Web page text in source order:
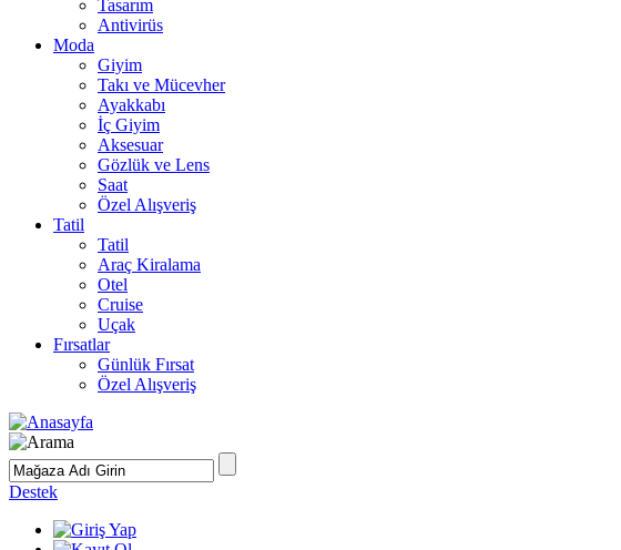
Tasarım
Antivirüs
Moda
Giyim
Takı ve Mücevher
Ayakkabı
İç Giyim
Aksesuar
Gözlük ve Lens
Saat
Özel Alışveriş
Tatil
Tatil
Araç Kiralama
Otel
Cruise
Uçak
Fırsatlar
Günlük Fırsat
Özel Alışveriş
Destek